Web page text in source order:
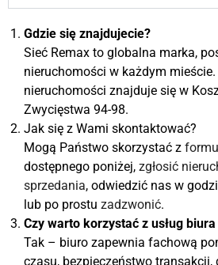
Gdzie się znajdujecie?
Sieć Remax to globalna marka,
nieruchomości w każdym
nieruchomości znajduje się w
Zwycięstwa 94-98.
Jak się z Wami skontaktować?
Mogą Państwo skorzystać z
dostępnego poniżej, zgłosić
sprzedania, odwiedzić nas w
lub po prostu zadzwonić.
Czy warto korzystać z usług
Tak – biuro zapewnia fachową
czasu, bezpieczeństwo transakcji,